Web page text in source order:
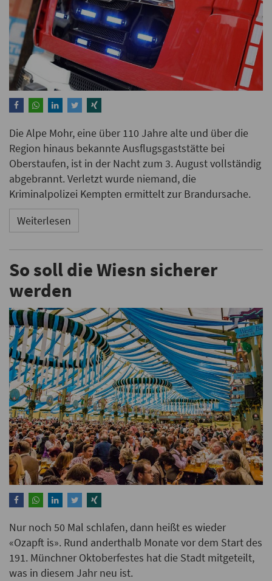
Die Alpe Mohr, eine über 110 Jahre alte und über die
Region hinaus bekannte Ausflugsgaststätte bei
Oberstaufen, ist in der Nacht zum 3. August vollständig
abgebrannt. Verletzt wurde niemand, die
Kriminalpolizei Kempten ermittelt zur Brandursache.
Weiterlesen
So soll die Wiesn sicherer
werden
Nur noch 50 Mal schlafen, dann heißt es wieder
«Ozapft is». Rund anderthalb Monate vor dem Start des
191. Münchner Oktoberfestes hat die Stadt mitgeteilt,
was in diesem Jahr neu ist.